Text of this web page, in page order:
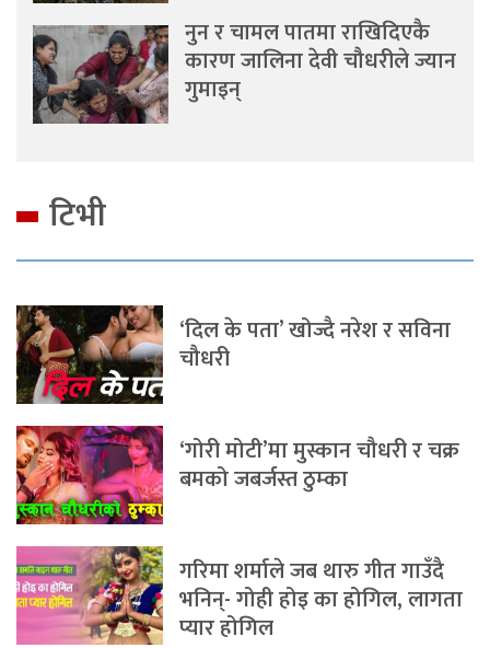
नुन र चामल पातमा राखिदिएकै
कारण जालिना देवी चौधरीले ज्यान
गुमाइन्
टिभी
‘दिल के पता’ खोज्दै नरेश र सविना
चौधरी
‘गोरी मोटी’मा मुस्कान चौधरी र चक्र
बमको जबर्जस्त ठुम्का
गरिमा शर्माले जब थारु गीत गाउँदै
भनिन्- गोही होइ का होगिल, लागता
प्यार होगिल